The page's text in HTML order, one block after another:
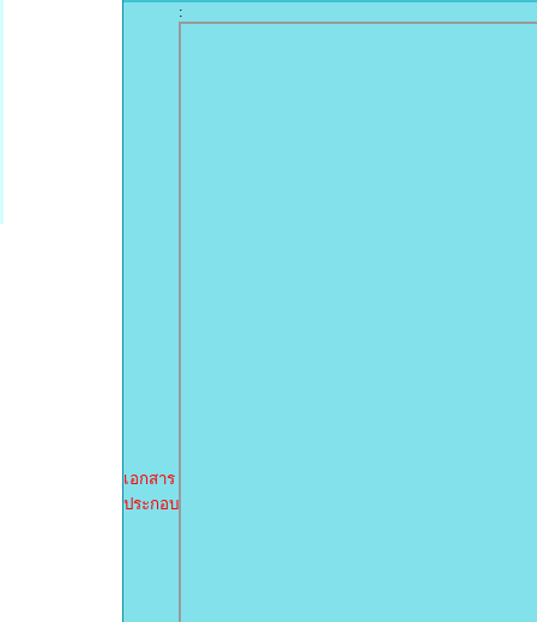
เอกสาร
ประกอบ
: